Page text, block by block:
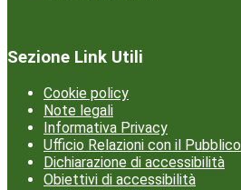
Sezione Link Utili
Cookie policy
Note legali
Informativa Privacy
Ufficio Relazioni con il Pubblico
Dichiarazione di accessibilità
Obiettivi di accessibilità